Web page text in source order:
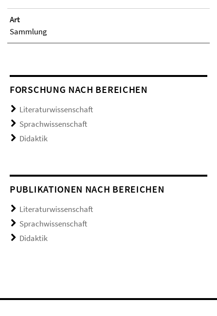
Art
Sammlung
FORSCHUNG NACH BEREICHEN
Literaturwissenschaft
Sprachwissenschaft
Didaktik
PUBLIKATIONEN NACH BEREICHEN
Literaturwissenschaft
Sprachwissenschaft
Didaktik